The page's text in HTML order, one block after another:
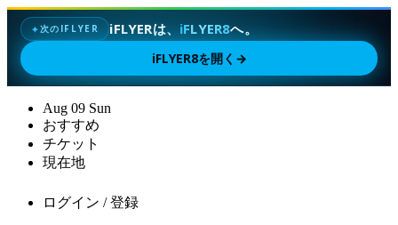
✦次のIFLYER iFLYERは、 iFLYER8へ。
iFLYER8を開く →
Aug 09 Sun
おすすめ
チケット
現在地
ログイン / 登録